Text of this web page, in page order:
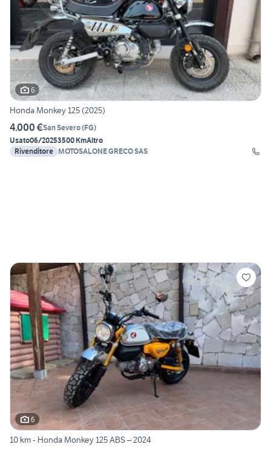
6
Honda Monkey 125 (2025)
4.000 €San Severo(FG)
Usato06/20253500 KmAltro
Rivenditore MOTOSALONE GRECO SAS
6
10 km - Honda Monkey 125 ABS – 2024